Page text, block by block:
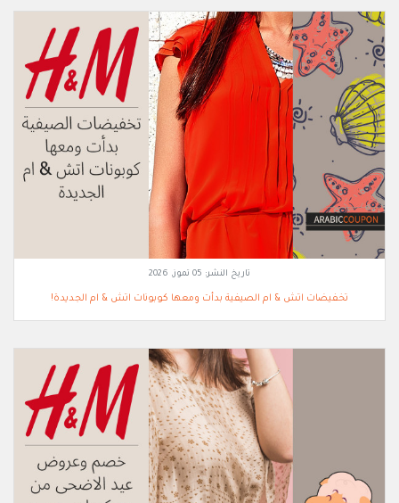
تاريخ النشر: 05 تموز, 2026
تخفيضات اتش & ام الصيفية بدأت ومعها كوبونات اتش & ام الجديدة!